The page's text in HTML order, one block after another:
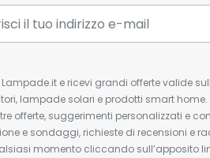
Lampade.it e ricevi grandi offerte valide
lampade solari e prodotti smart home.
offerte, suggerimenti personalizzati e
e sondaggi, richieste di recensioni e
momento cliccando sull’apposito